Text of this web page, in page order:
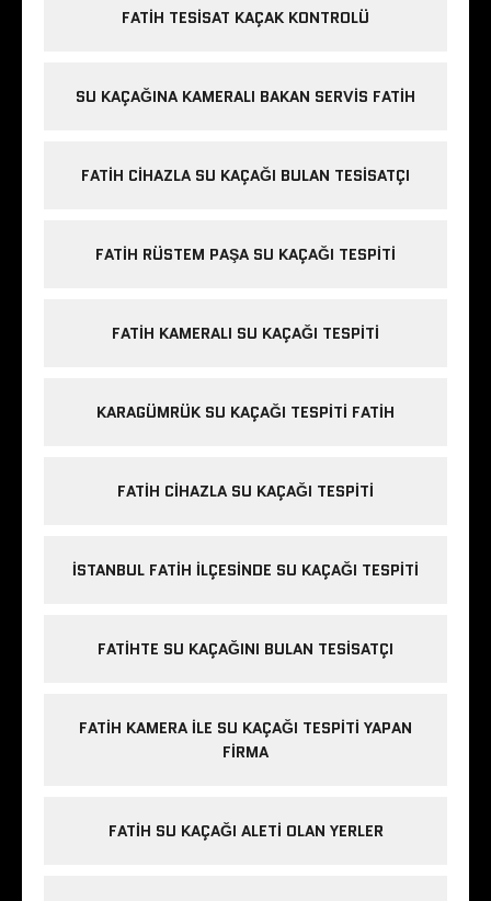
FATIH TESISAT KAÇAK KONTROLÜ
SU KAÇAĞINA KAMERALI BAKAN SERVIS FATIH
FATIH CIHAZLA SU KAÇAĞI BULAN TESISATÇI
FATIH RÜSTEM PAŞA SU KAÇAĞI TESPITI
FATIH KAMERALI SU KAÇAĞI TESPITI
KARAGÜMRÜK SU KAÇAĞI TESPITI FATIH
FATIH CIHAZLA SU KAÇAĞI TESPITI
İSTANBUL FATIH ILÇESINDE SU KAÇAĞI TESPITI
FATIHTE SU KAÇAĞINI BULAN TESISATÇI
FATIH KAMERA ILE SU KAÇAĞI TESPITI YAPAN
FIRMA
FATIH SU KAÇAĞI ALETI OLAN YERLER